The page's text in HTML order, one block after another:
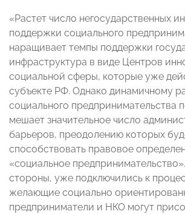
«Растет число негосударственных
поддержки социального
наращивает темпы поддержки
инфраструктура в виде Центров
социальной сферы, которые уже
субъекте РФ. Однако динамичному
социального предпринимательства
мешает значительное число
барьеров, преодолению которых
способствовать правовое
«социальное
стороны, уже подключились к
желающие социально
предприниматели и НКО могут